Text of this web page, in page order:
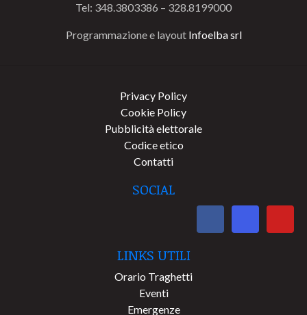
Tel: 348.3803386 – 328.8199000
Programmazione e layout Infoelba srl
Privacy Policy
Cookie Policy
Pubblicità elettorale
Codice etico
Contatti
SOCIAL
LINKS UTILI
Orario Traghetti
Eventi
Emergenze